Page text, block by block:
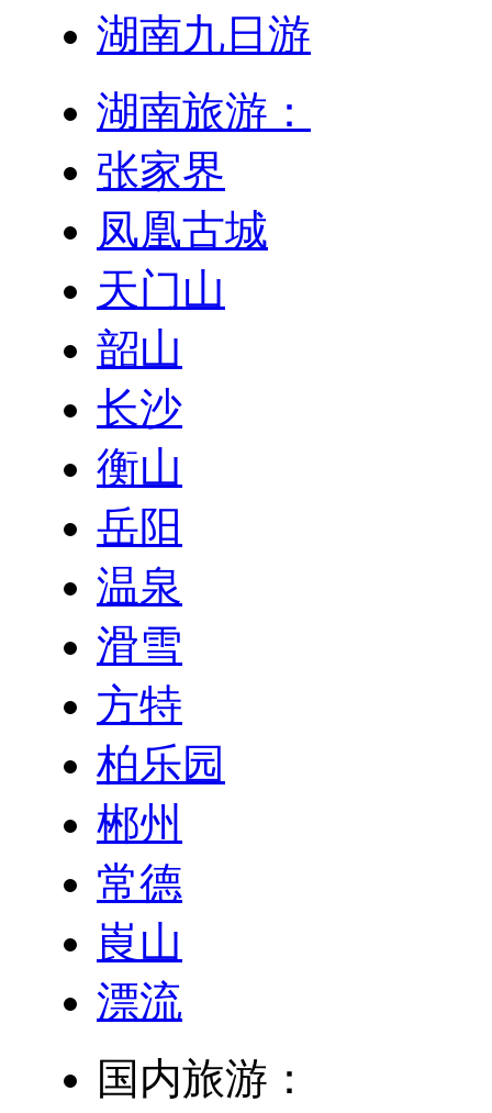
湖南九日游
湖南旅游：
张家界
凤凰古城
天门山
韶山
长沙
衡山
岳阳
温泉
滑雪
方特
柏乐园
郴州
常德
崀山
漂流
国内旅游：